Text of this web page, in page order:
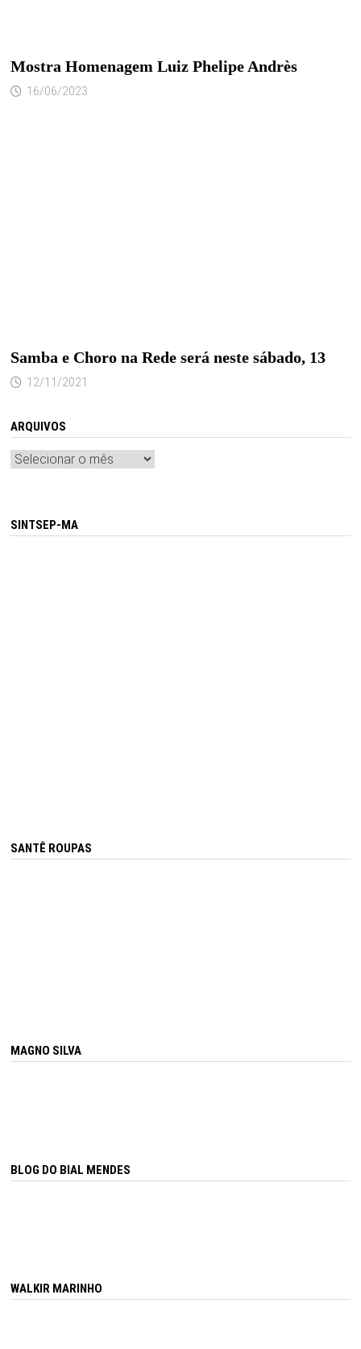
Mostra Homenagem Luiz Phelipe Andrès
16/06/2023
Samba e Choro na Rede será neste sábado, 13
12/11/2021
ARQUIVOS
Arquivos
SINTSEP-MA
SANTÊ ROUPAS
MAGNO SILVA
BLOG DO BIAL MENDES
WALKIR MARINHO